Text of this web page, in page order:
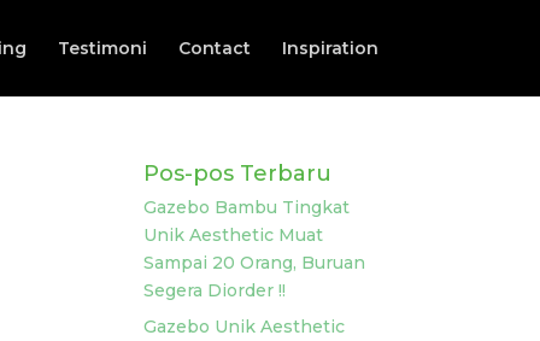
Testimoni Contact Inspiration
Pos-pos Terbaru
Gazebo Bambu Tingkat
Unik Aesthetic Muat
Sampai 20 Orang, Buruan
Segera Diorder !!
Gazebo Unik Aesthetic